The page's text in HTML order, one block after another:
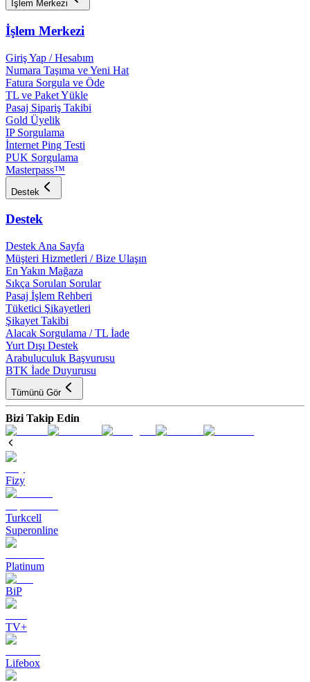
İşlem Merkezi
İşlem Merkezi
Giriş Yap / Hesabım
Numara Taşıma ve Yeni Hat
Fatura Sorgula ve Öde
TL ve Paket Yükle
Pasaj Sipariş Takibi
Gold Üyelik
IP Sorgulama
İnternet Ping Testi
PUK Sorgulama
Masterpass™
Destek
Destek
Destek Ana Sayfa
Müşteri Hizmetleri / Bize Ulaşın
En Yakın Mağaza
Sıkça Sorulan Sorular
Pasaj İşlem Rehberi
Tüketici Şikayetleri
Şikayet Takibi
Alacak Sorgulama / TL İade
Yurt Dışı Destek
Arabuluculuk Başvurusu
BTK İade Duyurusu
Tümünü Gör
Bizi Takip Edin
Fizy
Turkcell
Superonline
Platinum
BiP
TV+
Lifebox